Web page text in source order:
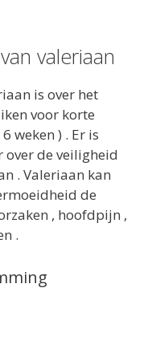
van valeriaan
is over het
voor korte
weken ) . Er is
de veiligheid
. Valeriaan kan
de
, hoofdpijn ,
.